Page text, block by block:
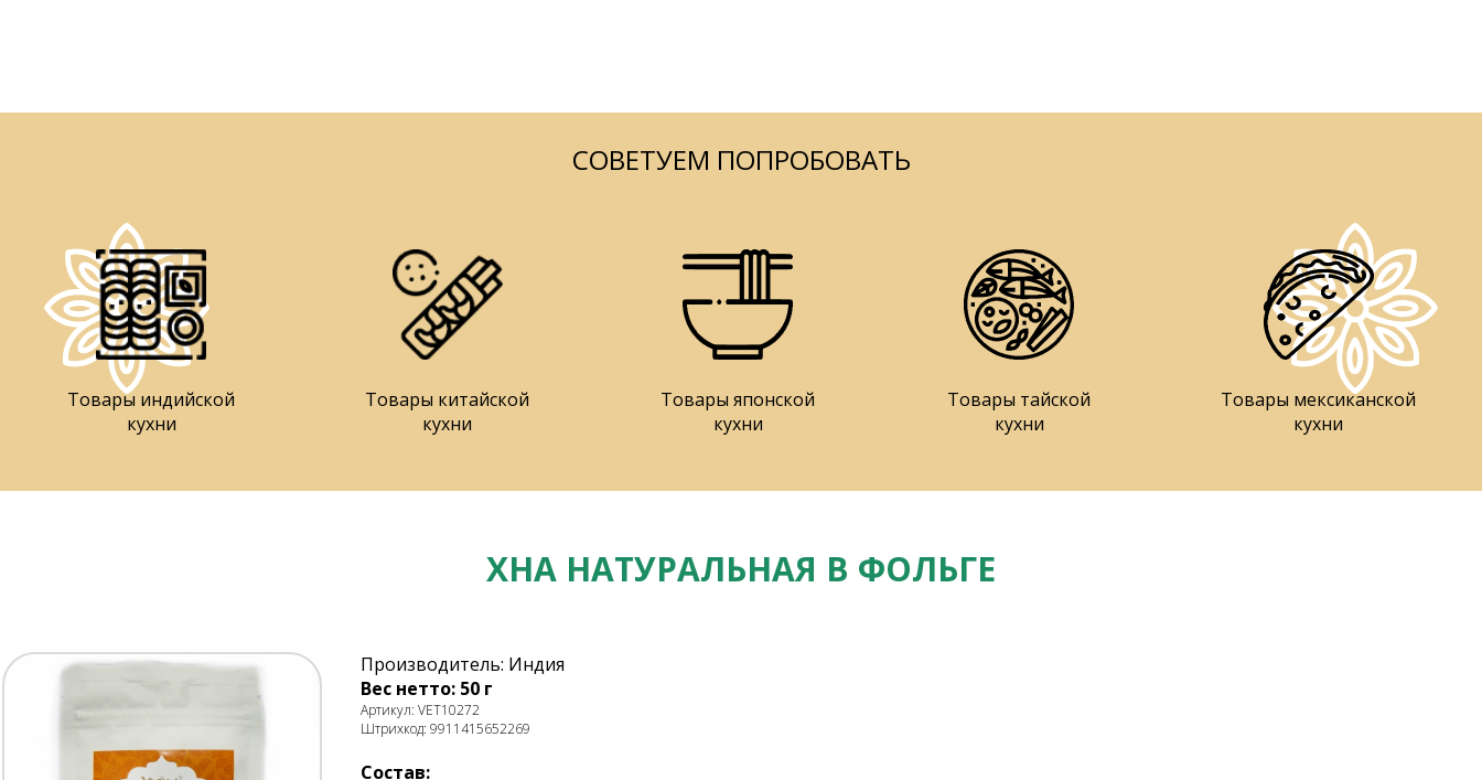
СОВЕТУЕМ ПОПРОБОВАТЬ
Товары индийской
кухни
Товары китайской
кухни
Товары японской
кухни
Товары тайской
кухни
Товары мексиканской
кухни
ХНА НАТУРАЛЬНАЯ В ФОЛЬГЕ
Производитель: Индия
Вес нетто: 50 г
Артикул: VET10272
Штрихкод: 9911415652269
Состав: